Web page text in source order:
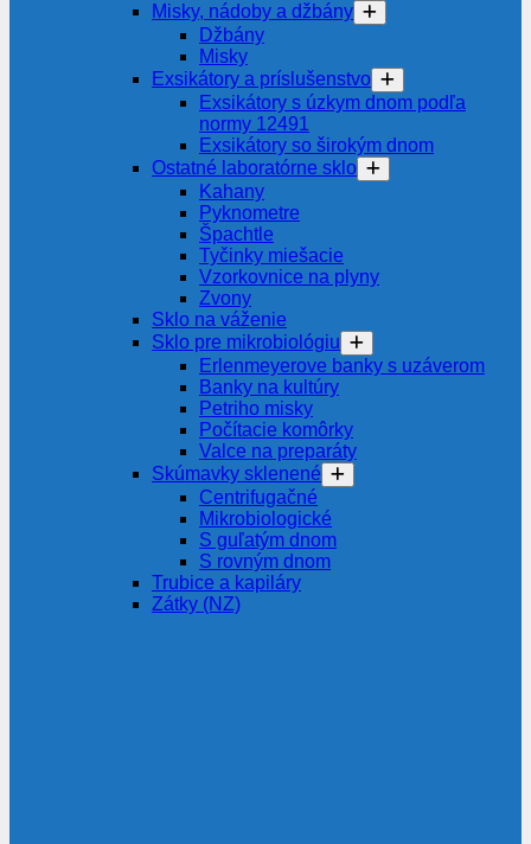
Misky, nádoby a džbány
Džbány
Misky
Exsikátory a príslušenstvo
Exsikátory s úzkym dnom podľa
normy 12491
Exsikátory so širokým dnom
Ostatné laboratórne sklo
Kahany
Pyknometre
Špachtle
Tyčinky miešacie
Vzorkovnice na plyny
Zvony
Sklo na váženie
Sklo pre mikrobiológiu
Erlenmeyerove banky s uzáverom
Banky na kultúry
Petriho misky
Počítacie komôrky
Valce na preparáty
Skúmavky sklenené
Centrifugačné
Mikrobiologické
S guľatým dnom
S rovným dnom
Trubice a kapiláry
Zátky (NZ)